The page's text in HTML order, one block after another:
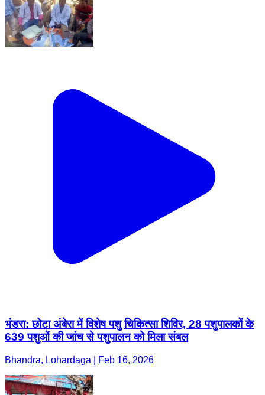
भंडरा: छोटा अंबेरा में विशेष पशु चिकित्सा शिविर, 28 पशुपालकों के
639 पशुओं की जांच से पशुपालन को मिला संबल
Bhandra, Lohardaga | Feb 16, 2026